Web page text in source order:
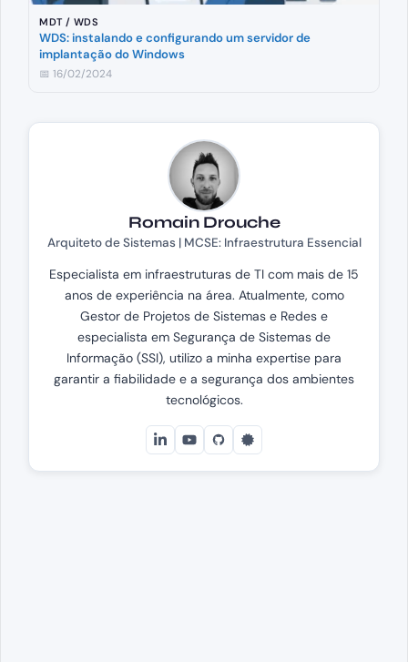
MDT / WDS
WDS: instalando e configurando um servidor de
implantação do Windows
📅 16/02/2024
Romain Drouche
Arquiteto de Sistemas | MCSE: Infraestrutura Essencial
Especialista em infraestruturas de TI com mais de 15
anos de experiência na área. Atualmente, como
Gestor de Projetos de Sistemas e Redes e
especialista em Segurança de Sistemas de
Informação (SSI), utilizo a minha expertise para
garantir a fiabilidade e a segurança dos ambientes
tecnológicos.